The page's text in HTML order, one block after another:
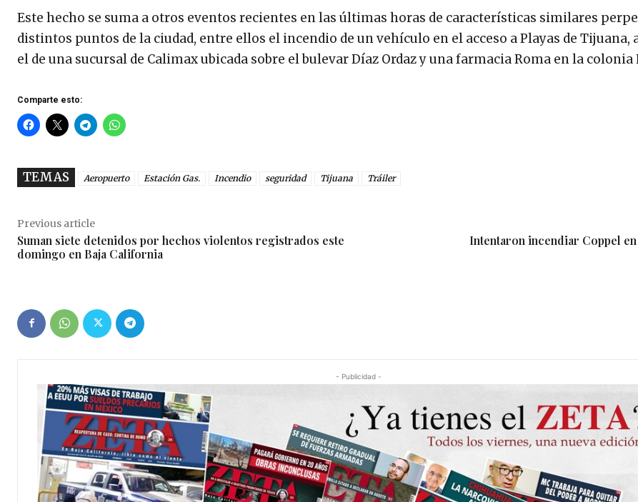
Este hecho se suma a otros eventos recientes en las últimas horas de características similares
distintos puntos de la ciudad, entre ellos el incendio de un vehículo en el acceso a Playas de Tijuana,
el de una sucursal de Calimax ubicada sobre el bulevar Díaz Ordaz y una farmacia Roma en la colonia
Comparte esto:
TEMAS Aeropuerto Estación Gas. Incendio seguridad Tijuana Tráiler
Previous article
Suman siete detenidos por hechos violentos registrados este
domingo en Baja California
Intentaron incendiar Coppel en
- Publicidad -